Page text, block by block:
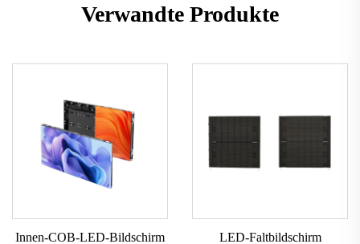
Verwandte Produkte
Innen-COB-LED-Bildschirm
LED-Faltbildschirm